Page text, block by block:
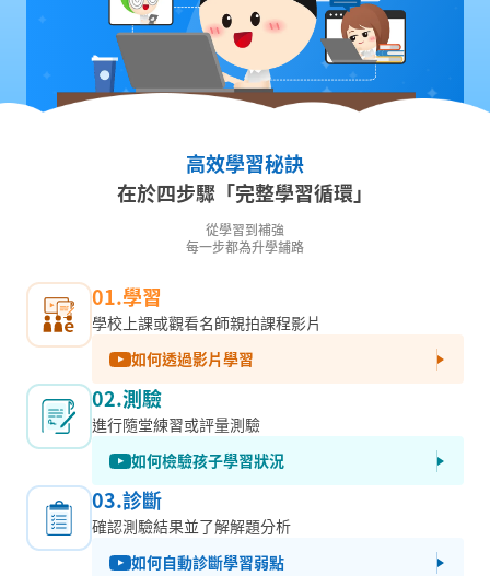
高效學習秘訣
在於四步驟「完整學習循環」
從學習到補強
每一步都為升學鋪路
01.學習
學校上課或觀看名師親拍課程影片
如何透過影片學習
02.測驗
進行隨堂練習或評量測驗
如何檢驗孩子學習狀況
03.診斷
確認測驗結果並了解解題分析
如何自動診斷學習弱點